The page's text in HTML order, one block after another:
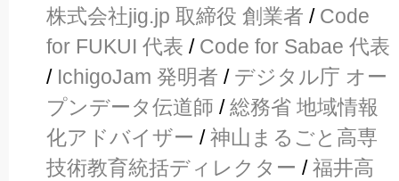
株式会社jig.jp 取締役 創業者 / Code
for FUKUI 代表 / Code for Sabae 代表
/ IchigoJam 発明者 / デジタル庁 オー
プンデータ伝道師 /総務省 地域情報
化アドバイザー /神山まるごと高専
技術教育統括ディレクター /福井高